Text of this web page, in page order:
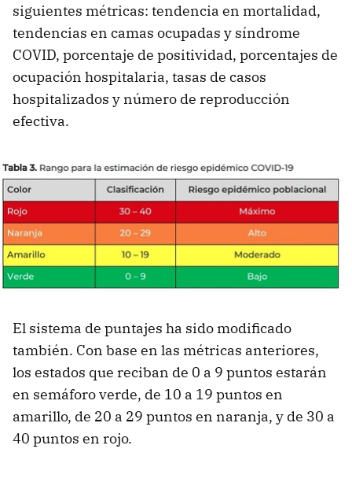
siguientes métricas: tendencia en mortalidad,
tendencias en camas ocupadas y síndrome
COVID, porcentaje de positividad, porcentajes de
ocupación hospitalaria, tasas de casos
hospitalizados y número de reproducción
efectiva.
El sistema de puntajes ha sido modificado
también. Con base en las métricas anteriores,
los estados que reciban de 0 a 9 puntos estarán
en semáforo verde, de 10 a 19 puntos en
amarillo, de 20 a 29 puntos en naranja, y de 30 a
40 puntos en rojo.